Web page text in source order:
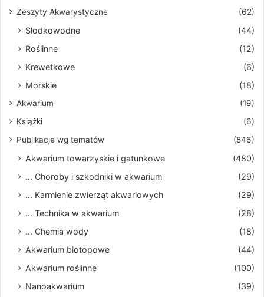
Zeszyty Akwarystyczne (62)
Słodkowodne
(44)
Roślinne
(12)
Krewetkowe
(6)
Morskie
(18)
Akwarium
(19)
Książki
(6)
Publikacje wg tematów
(846)
Akwarium towarzyskie i gatunkowe
(480)
... Choroby i szkodniki w akwarium
(29)
... Karmienie zwierząt akwariowych
(29)
... Technika w akwarium
(28)
... Chemia wody
(18)
Akwarium biotopowe
(44)
Akwarium roślinne
(100)
Nanoakwarium
(39)